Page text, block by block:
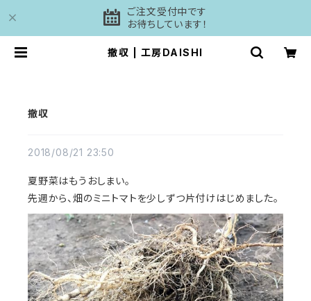
ご注文受付中です
お待ちしています！
撤収 | 工房DAISHI
撤収
2018/08/21 23:50
夏野菜はもうおしまい。
先週から、畑のミニトマトを少しずつ片付けはじめました。